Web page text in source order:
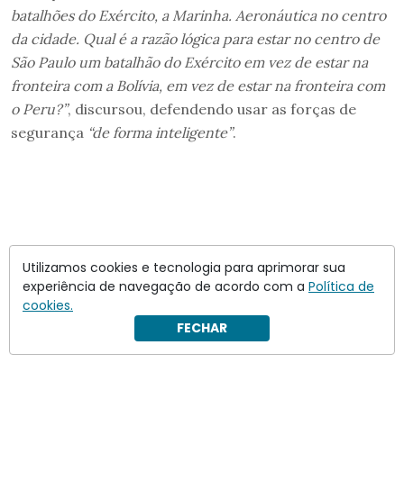
batalhões do Exército, a Marinha. Aeronáutica no centro
da cidade. Qual é a razão lógica para estar no centro de
São Paulo um batalhão do Exército em vez de estar na
fronteira com a Bolívia, em vez de estar na fronteira com
o Peru?”, discursou, defendendo usar as forças de
segurança “de forma inteligente”.
Utilizamos cookies e tecnologia para aprimorar sua
experiência de navegação de acordo com a Política de
cookies.
FECHAR